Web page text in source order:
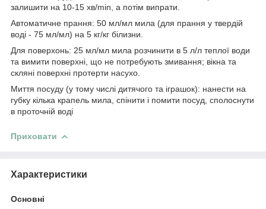
залишити на 10-15 хв/min, а потім випрати.
Автоматичне прання: 50 мл/мл мила (для прання у твердій
воді - 75 мл/мл) на 5 кг/кг білизни.
Для поверхонь: 25 мл/мл мила розчинити в 5 л/л теплої води
та вимити поверхні, що не потребують змивання; вікна та
скляні поверхні протерти насухо.
Миття посуду (у тому числі дитячого та іграшок): нанести на
губку кілька крапель мила, спінити і помити посуд, сполоснути
в проточній воді
Приховати
Характеристики
Основні